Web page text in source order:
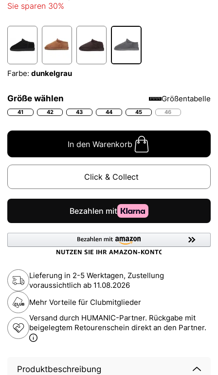
Sie sparen 30%
Farbe: dunkelgrau
Größe wählen Größentabelle
41 42 43 44 45 46
In den Warenkorb
Click & Collect
Lieferung in 2-5 Werktagen, Zustellung
voraussichtlich ab 11.08.2026
Mehr Vorteile für Clubmitglieder
Versand durch HUMANIC-Partner. Rückgabe mit
beigelegtem Retourenschein direkt an den Partner.
Produktbeschreibung